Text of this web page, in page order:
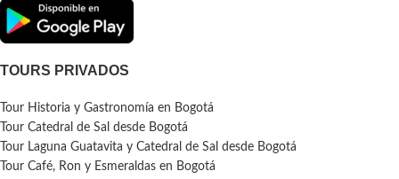
TOURS PRIVADOS
Tour Historia y Gastronomía en Bogotá
Tour Catedral de Sal desde Bogotá
Tour Laguna Guatavita y Catedral de Sal desde Bogotá
Tour Café, Ron y Esmeraldas en Bogotá